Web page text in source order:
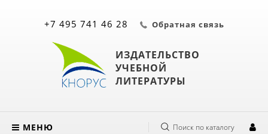
ИЗДАТЕЛЬСТВО
УЧЕБНОЙ
ЛИТЕРАТУРЫ
+7 495 741 46 28 Обратная связь
МЕНЮ Поиск по каталогу